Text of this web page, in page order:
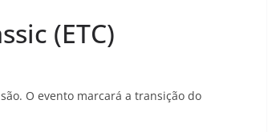
(ETC)
O evento marcará a transição do